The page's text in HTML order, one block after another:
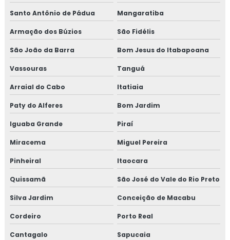
Isolamento para tanques de água
Isolamento para térmico para tubulação de ar
condicionado
Isolamento para tubulação de ar condicionado
Isolamento piso câmara fria valor
Isolamento poliuretano
Isolamento poliuretano expandido
Isolamento poliuretano projetado
Isolamento térmico
Isolamento térmico aço inox
Santo Antônio de Pádua Mangaratiba
Armação dos Búzios São Fidélis
São João da Barra Bom Jesus do Itabapoana
Vassouras Tanguá
Arraial do Cabo Itatiaia
Paty do Alferes Bom Jardim
Iguaba Grande Piraí
Miracema Miguel Pereira
Pinheiral Itaocara
Quissamã São José do Vale do Rio Preto
Silva Jardim Conceição de Macabu
Cordeiro Porto Real
Cantagalo Sapucaia